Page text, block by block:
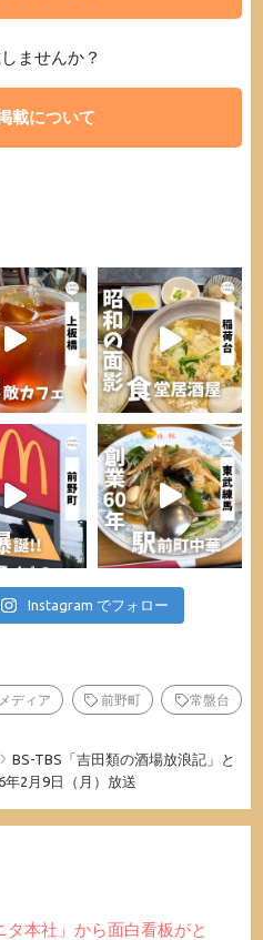
ませんか？
載について
Instagram でフォロー
メディア 前野町 常盤台
BS-TBS「吉田類の酒場放浪記」と
年2月9日（月）放送
タ本社」から面白看板がと